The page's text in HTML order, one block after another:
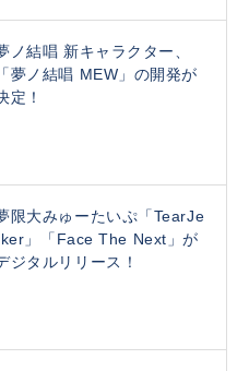
ノ結唱 新キャラクター、
「夢ノ結唱 MEW」の開発が
定！
限大みゅーたいぷ「TearJe
」「Face The Next」が
ジタルリリース！